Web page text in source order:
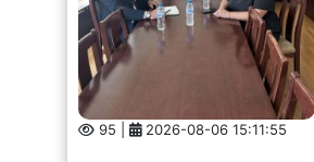
95 | 2026-08-06 15:11:55
Областният управител на
Монтана Иван Каменов и